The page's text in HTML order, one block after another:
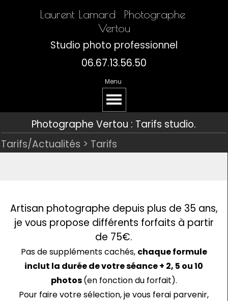
06.67.13.56.50
Laurent Lamard  Photographe
Vertou
Studio photo professionnel
Menu
Photographe Vertou : Tarifs studio.
Tarifs/Actualités > Tarifs
Artisan photographe depuis plus de 35 ans,
je vous propose différents forfaits à partir
de 75€.
Pas de suppléments cachés, chaque formule
inclut la durée de votre séance+ 2, 5 ou 10
photos(en fonction du forfait).
Pour faire votre sélection, je vous ferai parvenir,